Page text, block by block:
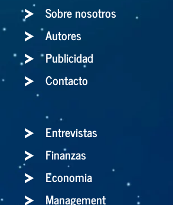
Sobre nosotros
Autores
Publicidad
Contacto
Entrevistas
Finanzas
Economia
Management